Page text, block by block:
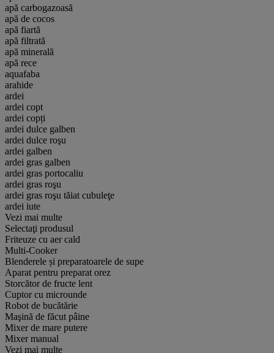
apă carbogazoasă
apă de cocos
apă fiartă
apă filtrată
apă minerală
apă rece
aquafaba
arahide
ardei
ardei copt
ardei copți
ardei dulce galben
ardei dulce roşu
ardei galben
ardei gras galben
ardei gras portocaliu
ardei gras roşu
ardei gras roşu tăiat cubuleţe
ardei iute
Vezi mai multe
Selectaţi produsul
Friteuze cu aer cald
Multi-Cooker
Blenderele și preparatoarele de supe
Aparat pentru preparat orez
Storcător de fructe lent
Cuptor cu microunde
Robot de bucătărie
Maşină de făcut pâine
Mixer de mare putere
Mixer manual
Vezi mai multe